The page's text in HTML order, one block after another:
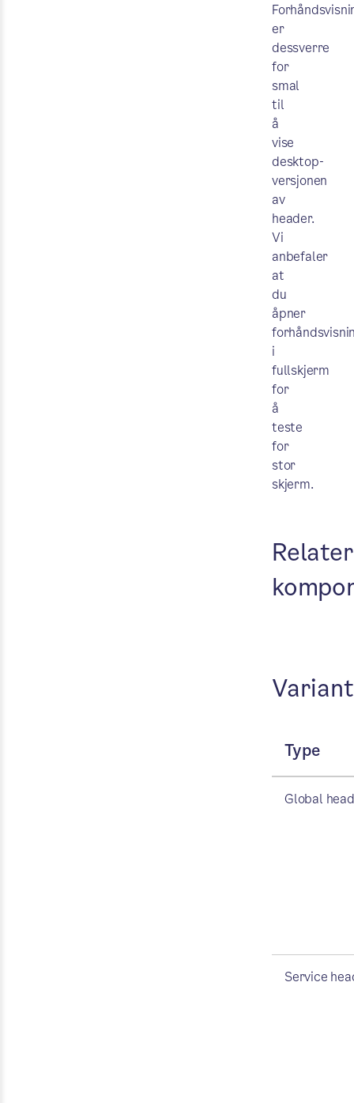
er
dessverre
for
smal
til
å
vise
desktop-
versjonen
av
header.
Vi
anbefaler
at
du
åpner
i
fullskjerm
for
å
teste
for
stor
skjerm.
Type
Global
Service